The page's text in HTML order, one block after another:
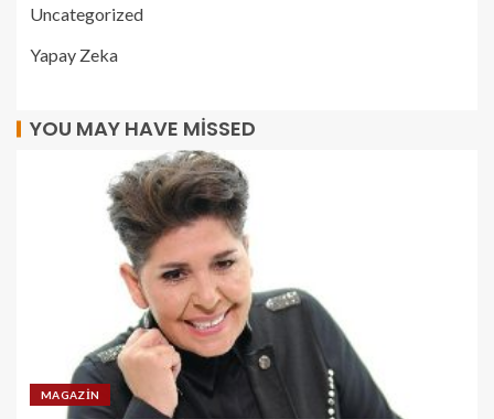
Uncategorized
Yapay Zeka
YOU MAY HAVE MISSED
MAGAZIN